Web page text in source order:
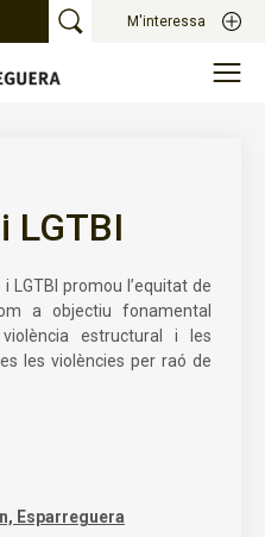
M'interessa
LGTBI
LGTBI promou l’equitat de
a objectiu fonamental
estructural i les
les violències per raó de
Esparreguera